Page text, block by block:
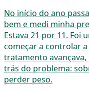
No início do ano
bem e medi minha
Estava 21 por 11. Foi
começar a controlar
tratamento
trás do problema:
perder peso.